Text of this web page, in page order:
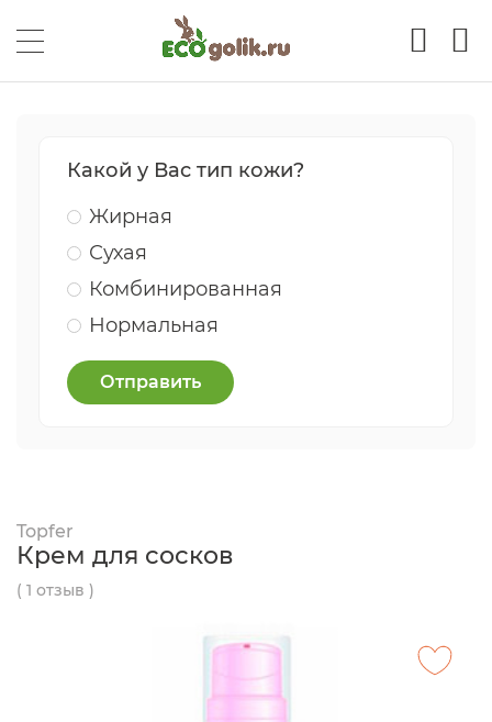
Какой у Вас тип кожи?
Жирная
Сухая
Комбинированная
Нормальная
Отправить
Topfer
Крем для сосков
( 1 отзыв )